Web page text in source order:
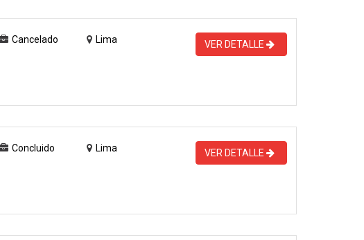
Cancelado Lima VER DETALLE
Concluido Lima VER DETALLE